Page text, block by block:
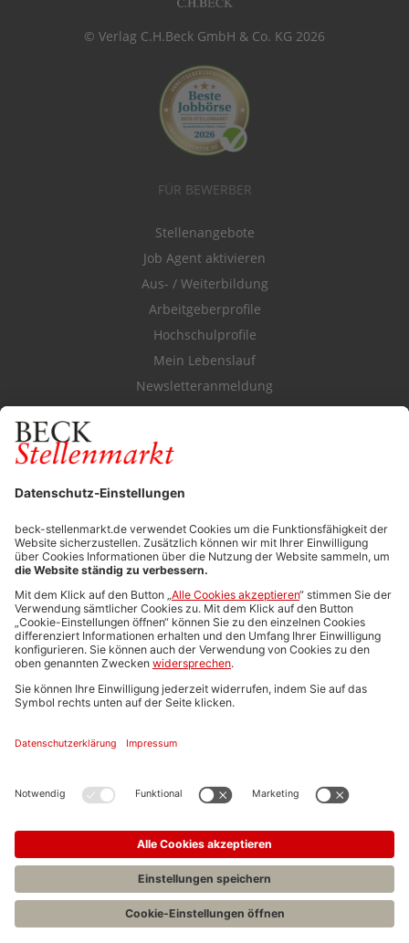
© Verlag C.H.Beck GmbH & Co. KG 2026
FÜR BEWERBER
Stellenangebote
Job Agent aktivieren
Aus- / Weiterbildung
Arbeitgeberprofile
Hochschulprofile
Mein Lebenslauf
Newsletteranmeldung
Durchsuchen Sie den Stellenkatalog
FÜR ARBEITGEBER
Stellenmarktpreise
Anzeigen-AGB
Media-Daten
Newsletteranmeldung
Produktübersicht
ALLGEMEIN
FAQs
Impressum
Stellenangebote C.H.BECK
Entwickelt durchJobiqo